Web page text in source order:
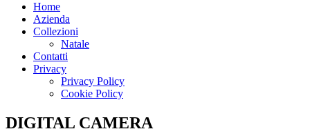
Home
Azienda
Collezioni
Natale
Contatti
Privacy
Privacy Policy
Cookie Policy
DIGITAL CAMERA